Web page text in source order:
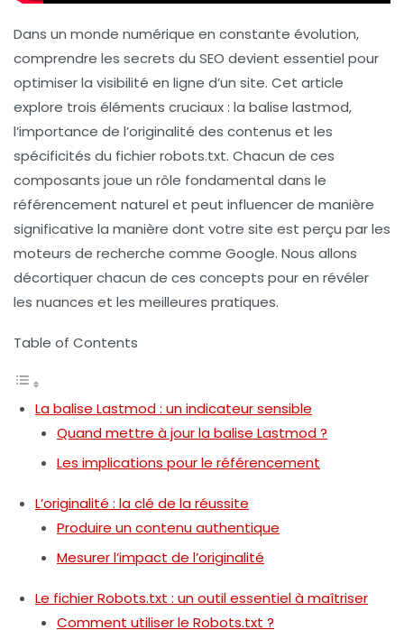
Dans un monde numérique en constante évolution,
comprendre les secrets du SEO devient essentiel pour
optimiser la visibilité en ligne d’un site. Cet article
explore trois éléments cruciaux : la balise lastmod,
l’importance de l’originalité des contenus et les
spécificités du fichierrobots.txt. Chacun de ces
composants joue un rôle fondamental dans le
référencement naturel et peut influencer de manière
significative la manière dont votre site est perçu par les
moteurs de recherche comme Google. Nous allons
décortiquer chacun de ces concepts pour en révéler
les nuances et les meilleures pratiques.
Table of Contents
La balise Lastmod : un indicateur sensible
Quand mettre à jour la balise Lastmod ?
Les implications pour le référencement
L’originalité : la clé de la réussite
Produire un contenu authentique
Mesurer l’impact de l’originalité
Le fichier Robots.txt : un outil essentiel à maîtriser
Comment utiliser le Robots.txt ?